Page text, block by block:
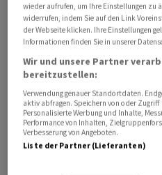
Bomber sei startbereit
Einstiegsleiter für die
von mutmasslich vollen
verbreiteten Bildern. Wer
sagte Jussow nicht.
wieder aufrufen, um Ihre Einstellungen zu
widerrufen, indem Sie auf den Link
der Webseite klicken. Ihre Einstellungen
Informationen finden Sie in unserer
Wir und unsere Partner
bereitzustellen:
Verwendung genauer Standortdaten.
aktiv abfragen. Speichern von oder
Personalisierte Werbung und Inhalte,
Performance von Inhalten,
Verbesserung von Angeboten.
Liste der Partner (Lieferanten)